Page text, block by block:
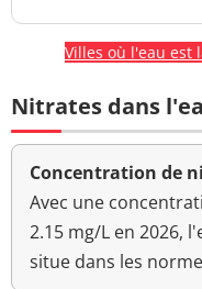
Villes où l'eau est
Nitrates dans
Concentration de
Avec une
2.15 mg/L en 2026,
situe dans les